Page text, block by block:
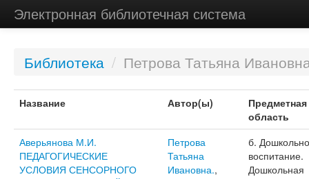
Электронная библиотечная система
Библиотека / Петрова Татьяна
Название Автор(ы)
Предметная
область
Аверьянова М.И.
ПЕДАГОГИЧЕСКИЕ
УСЛОВИЯ СЕНСОРНОГО
Петрова
Татьяна
Ивановна.,
б.
воспитание.
Дошкольная